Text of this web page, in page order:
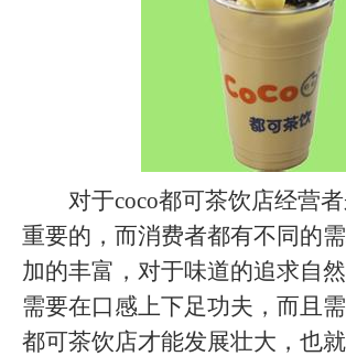
对于coco都可茶饮店经营者
重要的，而消费者都有不同的
加的丰富，对于味道的追求自
需要在口感上下足功夫，而且
都可茶饮店才能发展壮大，也